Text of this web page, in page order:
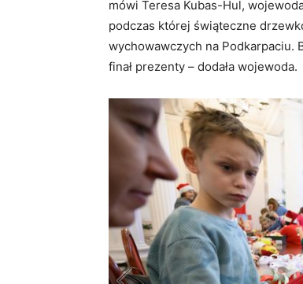
mówi Teresa Kubas-Hul,
podczas której świąteczne
wychowawczych na Podkarpaciu.
finał prezenty – dodała wojewoda.